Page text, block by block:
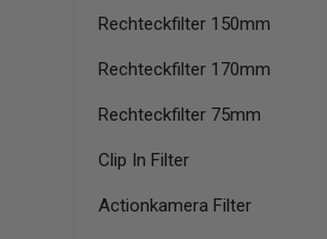
Rechteckfilter 150mm
Rechteckfilter 170mm
Rechteckfilter 75mm
Clip In Filter
Actionkamera Filter